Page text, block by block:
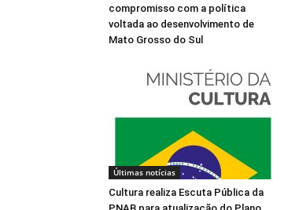
compromisso com a política
voltada ao desenvolvimento de
Mato Grosso do Sul
Últimas notícias
Cultura realiza Escuta Pública da